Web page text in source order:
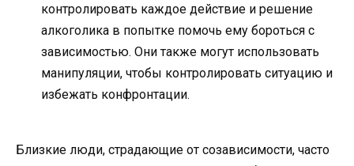
контролировать каждое действие и решение
алкоголика в попытке помочь ему бороться с
зависимостью. Они также могут использовать
манипуляции, чтобы контролировать ситуацию и
избежать конфронтации.
Близкие люди, страдающие от созависимости, часто